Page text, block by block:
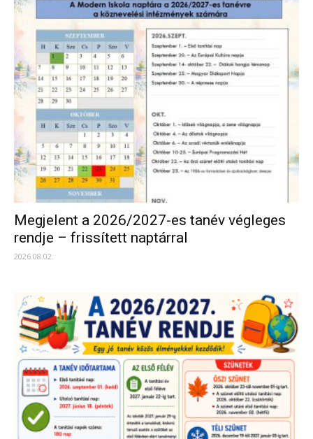
Megjelent a 2026/2027-es tanév végleges
rendje – frissített naptárral
2026.08.02.